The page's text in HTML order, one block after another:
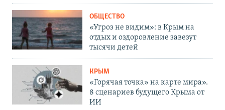
ОБЩЕСТВО
«Угроз не видим»: в Крым на
отдых и оздоровление завезут
тысячи детей
КРЫМ
«Горячая точка» на карте мира».
8 сценариев будущего Крыма от
ИИ